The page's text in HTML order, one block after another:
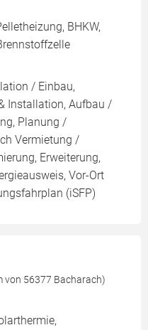
BHKW,
/ Einbau,
Installation, Aufbau /
Planung /
Vermietung /
Erweiterung,
Vor-Ort
(iSFP)
von 56377 Bacharach)